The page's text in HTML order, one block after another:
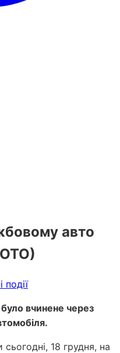
авто
події
вчинене через
18 грудня, на